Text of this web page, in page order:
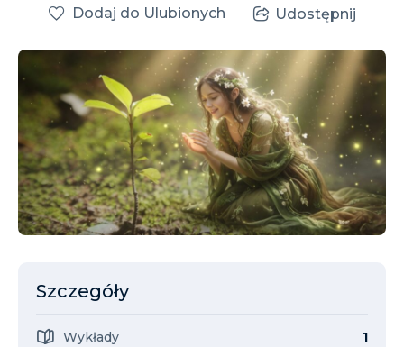
Dodaj do Ulubionych Udostępnij
Szczegóły
Wykłady 1